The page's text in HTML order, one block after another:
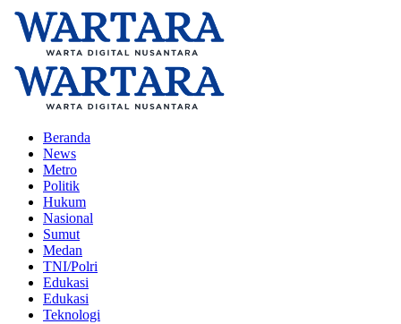
Beranda
News
Metro
Politik
Hukum
Nasional
Sumut
Medan
TNI/Polri
Edukasi
Edukasi
Teknologi